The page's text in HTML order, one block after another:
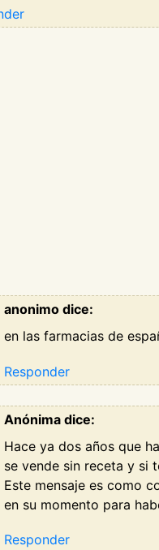
anonimo dice:
en las farmacias de
Responder
Anónima dice:
Hace ya dos años que
se vende sin receta y si
Este mensaje es como
en su momento para
Responder